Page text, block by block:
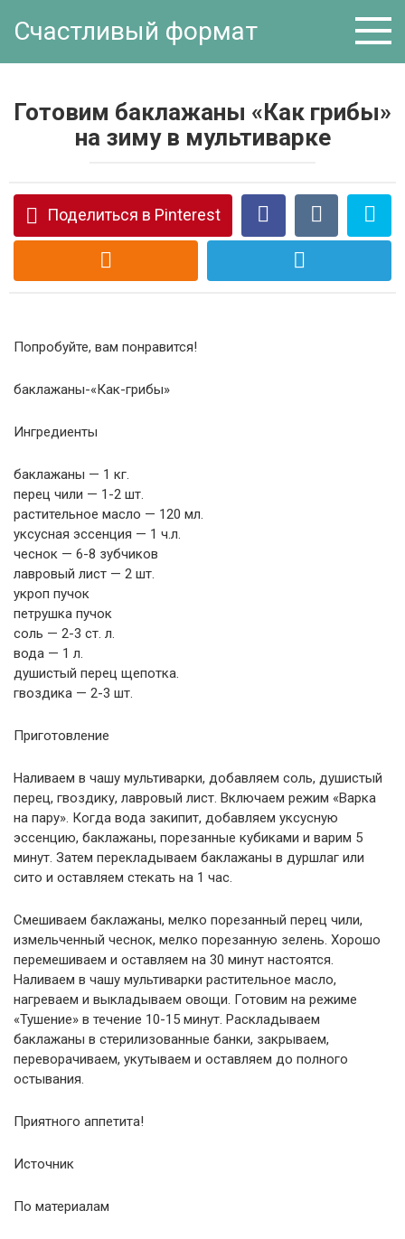
Счастливый формат
Готовим баклажаны «Как грибы»
на зиму в мультиварке
Поделиться в Pinterest
Попробуйте, вам понравится!
баклажаны-«Как-грибы»
Ингредиенты
баклажаны — 1 кг.
перец чили — 1-2 шт.
растительное масло — 120 мл.
уксусная эссенция — 1 ч.л.
чеснок — 6-8 зубчиков
лавровый лист — 2 шт.
укроп пучок
петpушка пучок
соль — 2-3 ст. л.
вода — 1 л.
душистый перец щепотка.
гвоздика — 2-3 шт.
Приготовление
Наливаем в чашу мультиварки, добавляем соль, душистый
перец, гвоздику, лавровый лист. Включаем режим «Варка
на пару». Когда вода закипит, добавляем уксусную
эссенцию, баклажаны, порезанные кубиками и варим 5
минут. Затем перекладываем баклажаны в дуршлаг или
сито и оставляем стекать на 1 час.
Смешиваем баклажаны, мелко порезанный перец чили,
измельченный чеснок, мелко порезанную зелень. Хорошо
перемешиваем и оставляем на 30 минут настоятся.
Наливаем в чашу мультиварки растительное масло,
нагреваем и выкладываем овощи. Готовим на режиме
«Тушение» в течение 10-15 минут. Раскладываем
баклажаны в стерилизованные банки, закрываем,
переворачиваем, укутываем и оставляем до полного
остывания.
Приятного аппетита!
Источник
По материалам